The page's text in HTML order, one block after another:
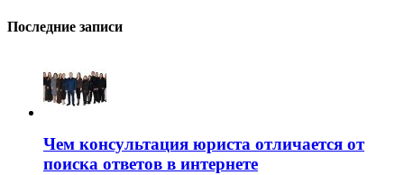
Последние записи
Чем консультация юриста отличается от
поиска ответов в интернете